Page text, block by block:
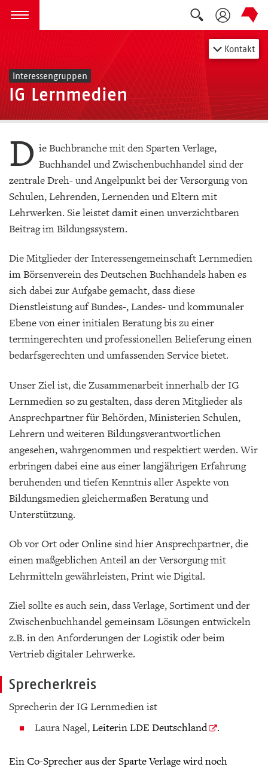
zum Inhalt springen
Menü öffnen
Suche
Kontakt
Interessengruppen
IG Lernmedien
D ie Buchbranche mit den Sparten Verlage,
Buchhandel und Zwischenbuchhandel sind der
zentrale Dreh- und Angelpunkt bei der Versorgung von
Schulen, Lehrenden, Lernenden und Eltern mit
Lehrwerken. Sie leistet damit einen unverzichtbaren
Beitrag im Bildungssystem.
Die Mitglieder der Interessengemeinschaft Lernmedien
im Börsenverein des Deutschen Buchhandels haben es
sich dabei zur Aufgabe gemacht, dass diese
Dienstleistung auf Bundes-, Landes- und kommunaler
Ebene von einer initialen Beratung bis zu einer
termingerechten und professionellen Belieferung einen
bedarfsgerechten und umfassenden Service bietet.
Unser Ziel ist, die Zusammenarbeit innerhalb der IG
Lernmedien so zu gestalten, dass deren Mitglieder als
Ansprechpartner für Behörden, Ministerien Schulen,
Lehrern und weiteren Bildungsverantwortlichen
angesehen, wahrgenommen und respektiert werden. Wir
erbringen dabei eine aus einer langjährigen Erfahrung
beruhenden und tiefen Kenntnis aller Aspekte von
Bildungsmedien gleichermaßen Beratung und
Unterstützung.
Ob vor Ort oder Online sind hier Ansprechpartner, die
einen maßgeblichen Anteil an der Versorgung mit
Lehrmitteln gewährleisten, Print wie Digital.
Ziel sollte es auch sein, dass Verlage, Sortiment und der
Zwischenbuchhandel gemeinsam Lösungen entwickeln
z.B. in den Anforderungen der Logistik oder beim
Vertrieb digitaler Lehrwerke.
Sprecherkreis
Sprecherin der IG Lernmedien ist
Laura Nagel,LeiterinLDE Deutschland .
Ein Co-Sprecher aus der Sparte Verlage wird noch